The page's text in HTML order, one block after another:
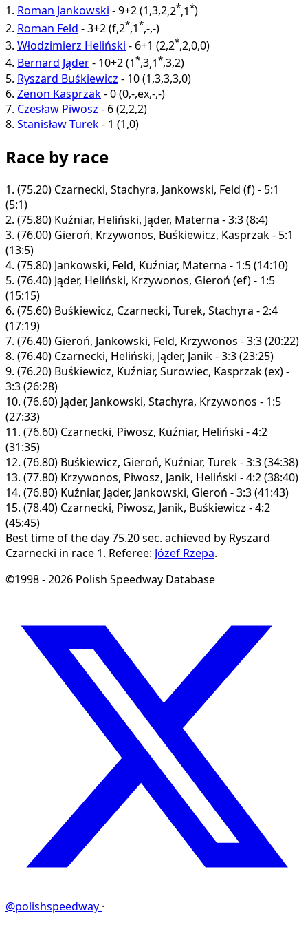
1. Roman Jankowski -9+2(1,3,2,2*,1*)
2. Roman Feld -3+2(f,2*,1*,-,-)
3. Włodzimierz Heliński - 6+1 (2,2*,2,0,0)
4. Bernard Jąder- 10+2(1*,3,1*,3,2)
5. Ryszard Buśkiewicz - 10(1,3,3,3,0)
6. Zenon Kasprzak-0(0,-,ex,-,-)
7. Czesław Piwosz - 6(2,2,2)
8. Stanisław Turek- 1 (1,0)
Race by race
1. (75.20) Czarnecki, Stachyra, Jankowski, Feld (f) - 5:1
(5:1)
2. (75.80) Kuźniar, Heliński, Jąder, Materna - 3:3 (8:4)
3. (76.00) Gieroń, Krzywonos, Buśkiewicz, Kasprzak - 5:1
(13:5)
4. (75.80) Jankowski, Feld, Kuźniar, Materna - 1:5 (14:10)
5. (76.40) Jąder, Heliński, Krzywonos, Gieroń (ef) - 1:5
(15:15)
6. (75.60) Buśkiewicz, Czarnecki, Turek, Stachyra - 2:4
(17:19)
7. (76.40) Gieroń, Jankowski, Feld, Krzywonos - 3:3 (20:22)
8. (76.40) Czarnecki, Heliński, Jąder, Janik - 3:3 (23:25)
9. (76.20) Buśkiewicz, Kuźniar, Surowiec, Kasprzak (ex) -
3:3 (26:28)
10. (76.60) Jąder, Jankowski, Stachyra, Krzywonos - 1:5
(27:33)
11. (76.60) Czarnecki, Piwosz, Kuźniar, Heliński - 4:2
(31:35)
12. (76.80) Buśkiewicz, Gieroń, Kuźniar, Turek - 3:3 (34:38)
13. (77.80) Krzywonos, Piwosz, Janik, Heliński - 4:2 (38:40)
14. (76.80) Kuźniar, Jąder, Jankowski, Gieroń - 3:3 (41:43)
15. (78.40) Czarnecki, Piwosz, Janik, Buśkiewicz - 4:2
(45:45)
Best time of the day 75.20 sec. achieved by Ryszard
Czarnecki in race 1. Referee: Józef Rzepa.
©1998 - 2026 Polish Speedway Database
@polishspeedway ·